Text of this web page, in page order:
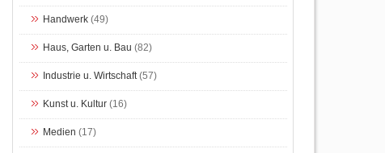
Handwerk(49)
Haus, Garten u. Bau (82)
Industrie u. Wirtschaft(57)
Kunst u. Kultur(16)
Medien (17)